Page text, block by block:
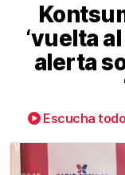
‘vuelta
alerta
Escucha